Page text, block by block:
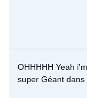
OHHHHH Yeah
super Géant dans